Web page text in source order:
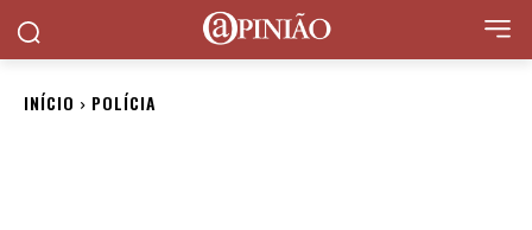
INÍCIO POLÍCIA